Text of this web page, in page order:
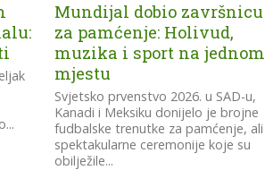
Mundijal dobio završnicu
za pamćenje: Holivud,
muzika i sport na jednom
mjestu
Svjetsko prvenstvo 2026. u SAD-u,
Kanadi i Meksiku donijelo je brojne
fudbalske trenutke za pamćenje,
spektakularne ceremonije koje su
obilježile...